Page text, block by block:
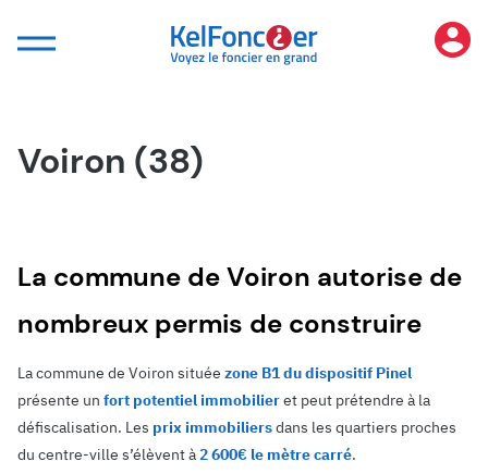
Voiron (38)
La commune de Voiron autorise de
nombreux permis de construire
La commune de Voiron située zone B1 du dispositif Pinel
présente un fort potentiel immobilieret peut prétendre à la
défiscalisation. Les prix immobiliersdans les quartiers proches
du centre-ville s’élèvent à2 600€ le mètre carré.